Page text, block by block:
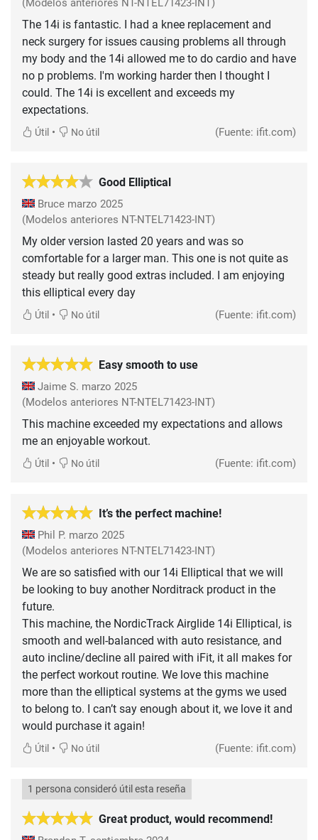
(Modelos anteriores NT-NTEL71423-INT)
The 14i is fantastic. I had a knee replacement and
neck surgery for issues causing problems all through
my body and the 14i allowed me to do cardio and have
no p problems. I'm working harder then I thought I
could. The 14i is excellent and exceeds my
expectations.
Útil • No útil (Fuente: ifit.com)
Good Elliptical
Bruce marzo 2025
(Modelos anteriores NT-NTEL71423-INT)
My older version lasted 20 years and was so
comfortable for a larger man. This one is not quite as
steady but really good extras included. I am enjoying
this elliptical every day
Útil • No útil (Fuente: ifit.com)
Easy smooth to use
Jaime S. marzo 2025
(Modelos anteriores NT-NTEL71423-INT)
This machine exceeded my expectations and allows
me an enjoyable workout.
Útil • No útil (Fuente: ifit.com)
It’s the perfect machine!
Phil P. marzo 2025
(Modelos anteriores NT-NTEL71423-INT)
We are so satisfied with our 14i Elliptical that we will
be looking to buy another Norditrack product in the
future.
This machine, the NordicTrack Airglide 14i Elliptical, is
smooth and well-balanced with auto resistance, and
auto incline/decline all paired with iFit, it all makes for
the perfect workout routine. We love this machine
more than the elliptical systems at the gyms we used
to belong to. I can’t say enough about it, we love it and
would purchase it again!
Útil • No útil (Fuente: ifit.com)
Great product, would recommend!
1 persona consideró útil esta reseña